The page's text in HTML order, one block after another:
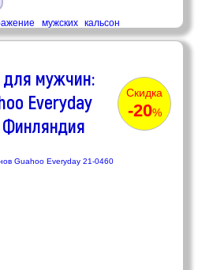
для мужчин:
Everyday
Финляндия
Скидка
-20%
мужских кальсон